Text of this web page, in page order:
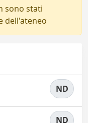
sono stati
dell'ateneo
ND
ND